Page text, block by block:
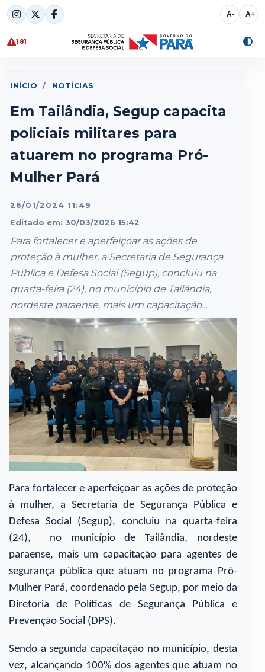
Skip
to
content
A- A+
181
INÍCIO / NOTÍCIAS
Em Tailândia, Segup capacita
policiais militares para
atuarem no programa Pró-
Mulher Pará
26/01/2024 11:49
Editado em: 30/03/2026 15:42
Para fortalecer e aperfeiçoar as ações de
proteção à mulher, a Secretaria de Segurança
Pública e Defesa Social (Segup), concluiu na
quarta-feira (24), no município de Tailândia,
nordeste paraense, mais um capacitação...
Para fortalecer e aperfeiçoar as ações de proteção
à mulher, a Secretaria de Segurança Pública e
Defesa Social (Segup), concluiu na quarta-feira
(24), no município de Tailândia, nordeste
paraense, mais um capacitação para agentes de
segurança pública que atuam no programa Pró-
Mulher Pará, coordenado pela Segup, por meio da
Diretoria de Políticas de Segurança Pública e
Prevenção Social (DPS).
Sendo a segunda capacitação no município, desta
vez, alcançando 100% dos agentes que atuam no